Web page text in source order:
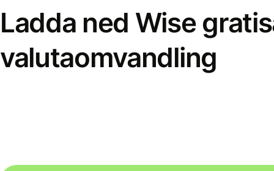
Ladda ned Wise
valutaomvandling